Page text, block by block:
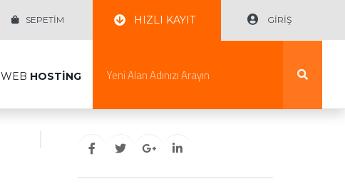
HIZLI KAYIT GİRİŞ
SEPETİM
WEB HOSTİNG